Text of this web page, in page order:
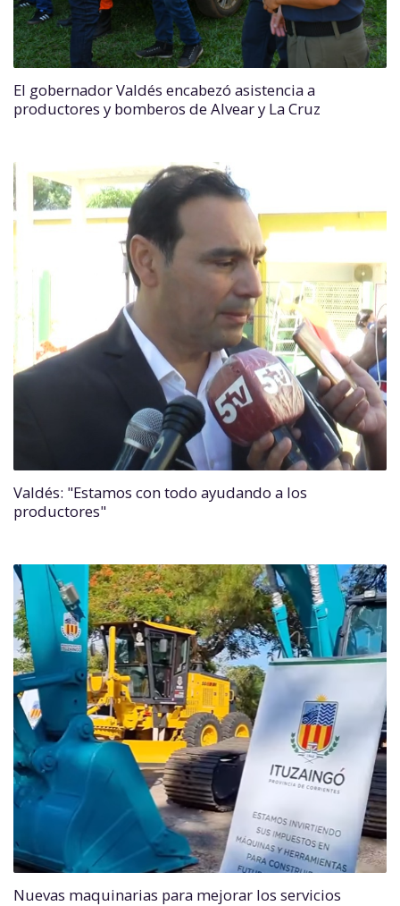
El gobernador Valdés encabezó asistencia a
productores y bomberos de Alvear y La Cruz
Valdés: "Estamos con todo ayudando a los
productores"
Nuevas maquinarias para mejorar los servicios